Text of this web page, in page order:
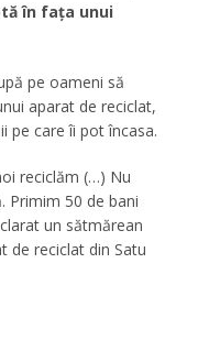
în fața unui
pe oameni să
aparat de reciclat,
pe care îi pot încasa.
reciclăm (…) Nu
Primim 50 de bani
un sătmărean
de reciclat din Satu